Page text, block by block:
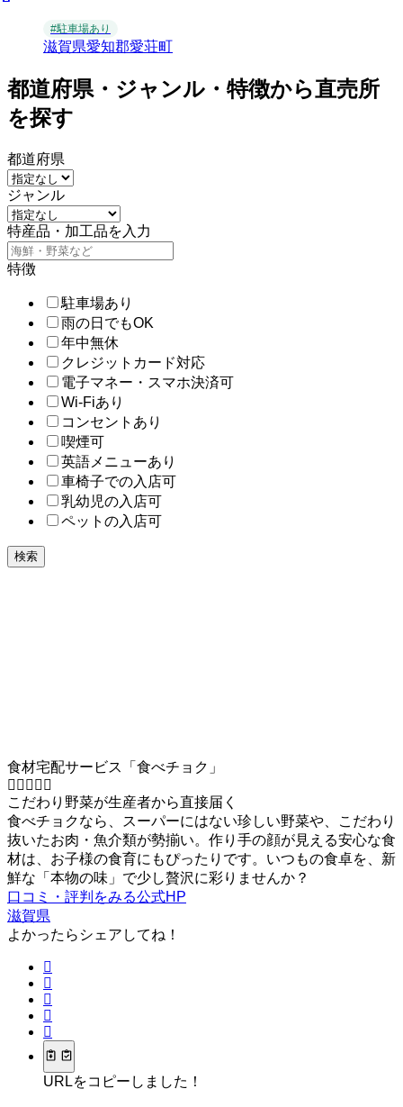
#駐車場あり
滋賀県愛知郡愛荘町
都道府県・ジャンル・特徴から直売所
を探す
都道府県
ジャンル
特産品・加工品を入力
特徴
駐車場あり
雨の日でもOK
年中無休
クレジットカード対応
電子マネー・スマホ決済可
Wi-Fiあり
コンセントあり
喫煙可
英語メニューあり
車椅子での入店可
乳幼児の入店可
ペットの入店可
検索
食材宅配サービス「食べチョク」
こだわり野菜が生産者から直接届く
食べチョクなら、スーパーにはない珍しい野菜や、こだわり
抜いたお肉・魚介類が勢揃い。作り手の顔が見える安心な食
材は、お子様の食育にもぴったりです。いつもの食卓を、新
鮮な「本物の味」で少し贅沢に彩りませんか？
口コミ・評判をみる公式HP
滋賀県
よかったらシェアしてね！
URLをコピーしました！